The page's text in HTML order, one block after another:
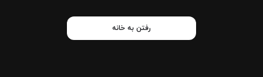
رفتن به خانه